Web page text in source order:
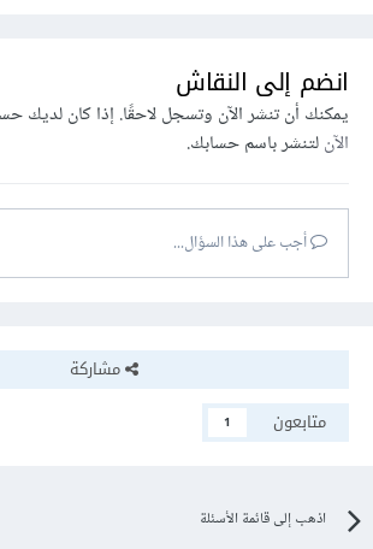
انضم إلى النقاش
يمكنك أن تنشر الآن وتسجل لاحقًا. إذا كان لديك
الآنلتنشر باسم حسابك.
أجب على هذا السؤال...
مشاركة
متابعون
1
اذهب إلى قائمة الأسئلة